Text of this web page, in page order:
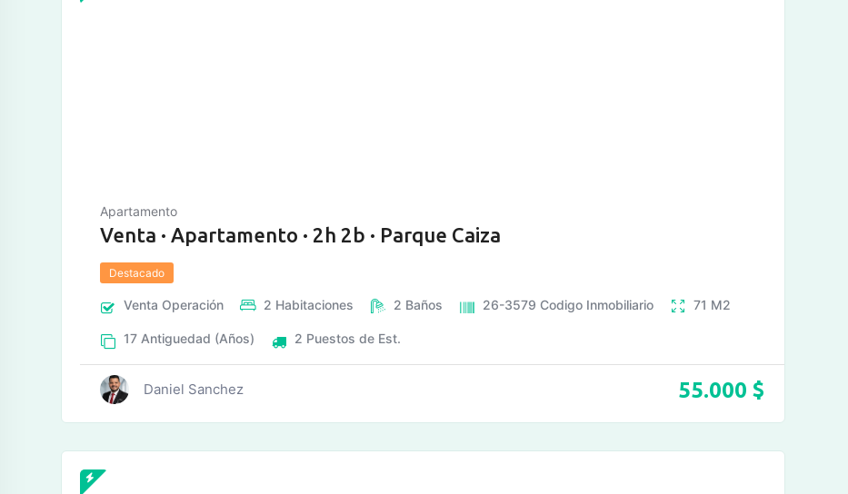
Apartamento
Venta · Apartamento · 2h 2b · Parque Caiza
Destacado
Venta Operación 2 Habitaciones 2 Baños 26-3579 Codigo Inmobiliario 71 M2
17 Antiguedad (Años) 2 Puestos de Est.
Daniel Sanchez 55.000 $